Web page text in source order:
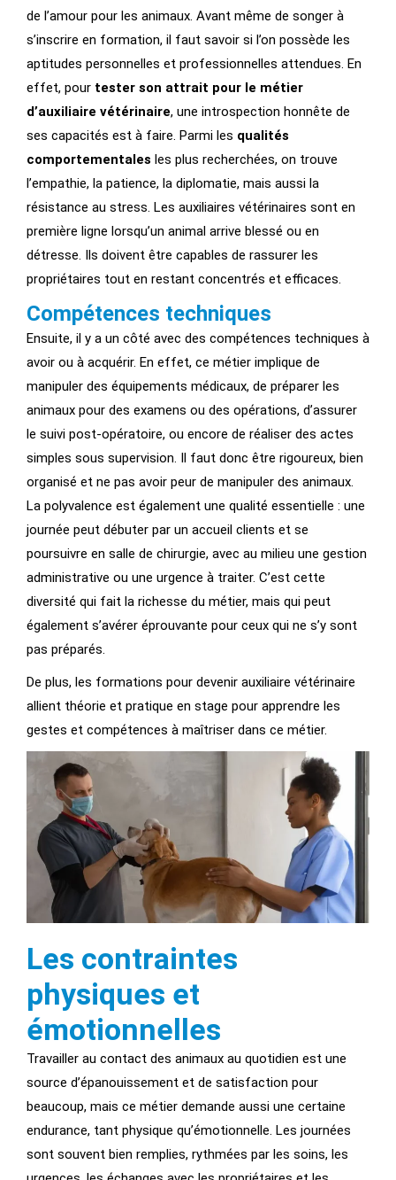
de l’amour pour les animaux. Avant même de songer à
s’inscrire en formation, il faut savoir si l’on possède les
aptitudes personnelles et professionnelles attendues. En
effet, pour tester son attrait pour le métier
d’auxiliaire vétérinaire, une introspection honnête de
ses capacités est à faire. Parmi les qualités
comportementales les plus recherchées, on trouve
l’empathie, la patience, la diplomatie, mais aussi la
résistance au stress. Les auxiliaires vétérinaires sont en
première ligne lorsqu’un animal arrive blessé ou en
détresse. Ils doivent être capables de rassurer les
propriétaires tout en restant concentrés et efficaces.
Compétences techniques
Ensuite, il y a un côté avec des compétences techniques à
avoir ou à acquérir. En effet, ce métier implique de
manipuler des équipements médicaux, de préparer les
animaux pour des examens ou des opérations, d’assurer
le suivi post-opératoire, ou encore de réaliser des actes
simples sous supervision. Il faut donc être rigoureux, bien
organisé et ne pas avoir peur de manipuler des animaux.
La polyvalence est également une qualité essentielle : une
journée peut débuter par un accueil clients et se
poursuivre en salle de chirurgie, avec au milieu une gestion
administrative ou une urgence à traiter. C’est cette
diversité qui fait la richesse du métier, mais qui peut
également s’avérer éprouvante pour ceux qui ne s’y sont
pas préparés.
De plus, les formations pour devenir auxiliaire vétérinaire
allient théorie et pratique en stage pour apprendre les
gestes et compétences à maîtriser dans ce métier.
Les contraintes
physiques et
émotionnelles
Travailler au contact des animaux au quotidien est une
source d’épanouissement et de satisfaction pour
beaucoup, mais ce métier demande aussi une certaine
endurance, tant physique qu’émotionnelle. Les journées
sont souvent bien remplies, rythmées par les soins, les